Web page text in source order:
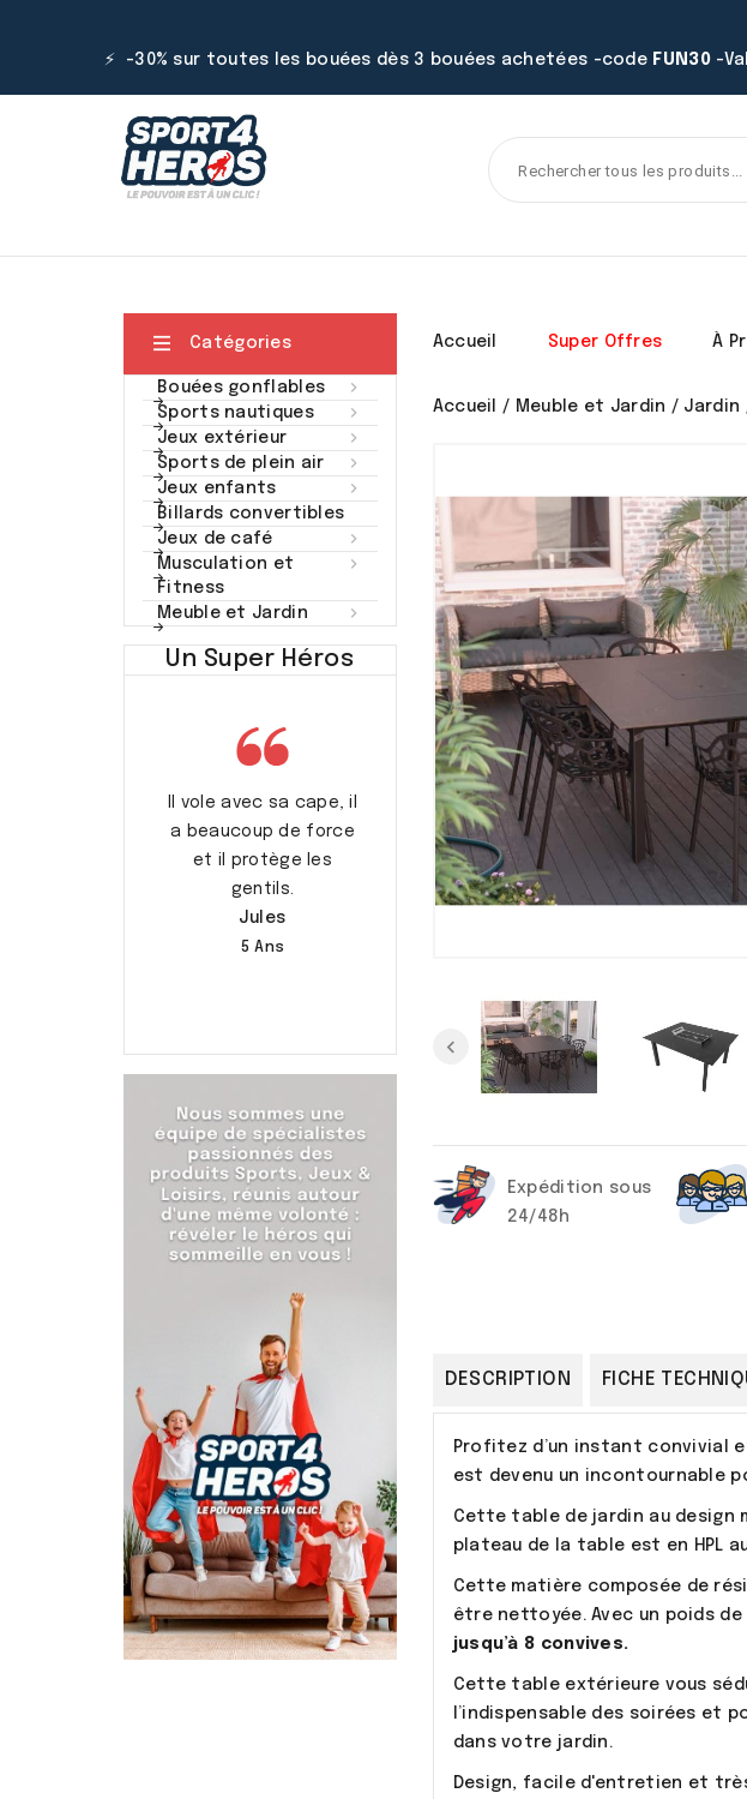
⚡ -30% sur toutes les bouées dès 3 bouées achetées -code FUN30-
 Catégories

Bouées gonflables

Sports nautiques

Jeux extérieur

Sports de plein air

Jeux enfants
Billards convertibles

Jeux de café

Musculation et
Fitness

Meuble et Jardin
Un Super Héros
Il vole avec sa cape, il
a beaucoup de force
et il protège les
gentils.
Jules
5 Ans
C’est mon papa !
Augustin
7 Ans
Il sait tout
ses supers
Calie
7 Ans
Accueil Super Offres À
Accueil Meuble et Jardin Jardin
Expédition sous
24/48h
DESCRIPTION FICHE
Profitez d’un instant convivial
est devenu un incontournable
Cette table de jardin au design
plateau de la table est en HPL
Cette matière composée de
être nettoyée. Avec un poids
jusqu’à 8 convives.
Cette table extérieure vous
l’indispensable des soirées et
dans votre jardin.
Design, facile d'entretien et